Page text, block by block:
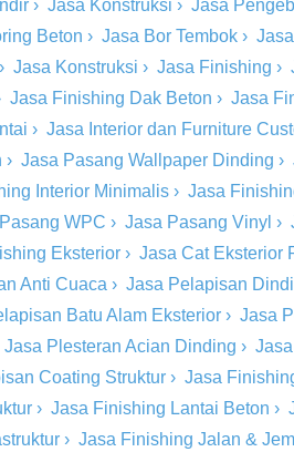
› Jasa Konstruksi › Jasa
Beton › Jasa Bor Tembok ›
› Jasa Konstruksi › Jasa Finishing ›
Jasa Finishing Dak Beton › Jasa
› Jasa Interior dan Furniture
› Jasa Pasang Wallpaper Dinding ›
Interior Minimalis › Jasa
WPC › Jasa Pasang Vinyl ›
Eksterior › Jasa Cat Eksterior
Anti Cuaca › Jasa Pelapisan
Batu Alam Eksterior › Jasa
Jasa Plesteran Acian Dinding › Jasa
Coating Struktur › Jasa
› Jasa Finishing Lantai Beton ›
› Jasa Finishing Jalan &